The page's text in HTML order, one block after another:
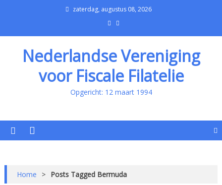
zaterdag, augustus 08, 2026
Nederlandse Vereniging
voor Fiscale Filatelie
Opgericht: 12 maart 1994
Home > Posts Tagged Bermuda